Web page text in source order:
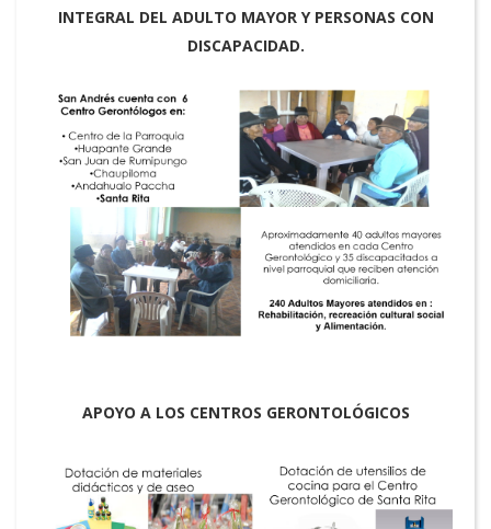
INTEGRAL DEL ADULTO MAYOR Y PERSONAS CON
DISCAPACIDAD.
APOYO A LOS CENTROS GERONTOLÓGICOS